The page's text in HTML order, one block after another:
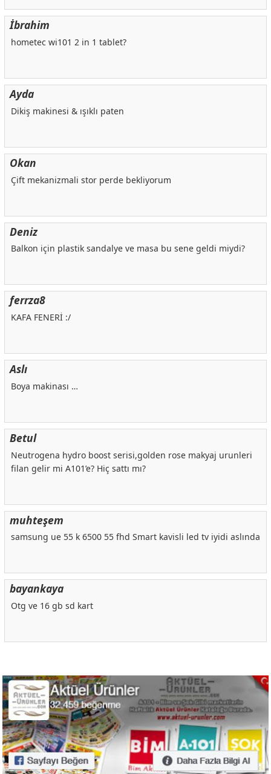
İbrahim
hometec wi101 2 in 1 tablet?
Ayda
Dikiş makinesi & ışıklı paten
Okan
Çift mekanizmali stor perde bekliyorum
Deniz
Balkon için plastik sandalye ve masa bu sene geldi miydi?
ferrza8
KAFA FENERİ :/
Aslı
Boya makinası …
Betul
Neutrogena hydro boost serisi,golden rose makyaj urunleri
filan gelir mi A101’e? Hiç sattı mı?
muhteşem
samsung ue 55 k 6500 55 fhd Smart kavisli led tv iyidi aslında
bayankaya
Otg ve 16 gb sd kart